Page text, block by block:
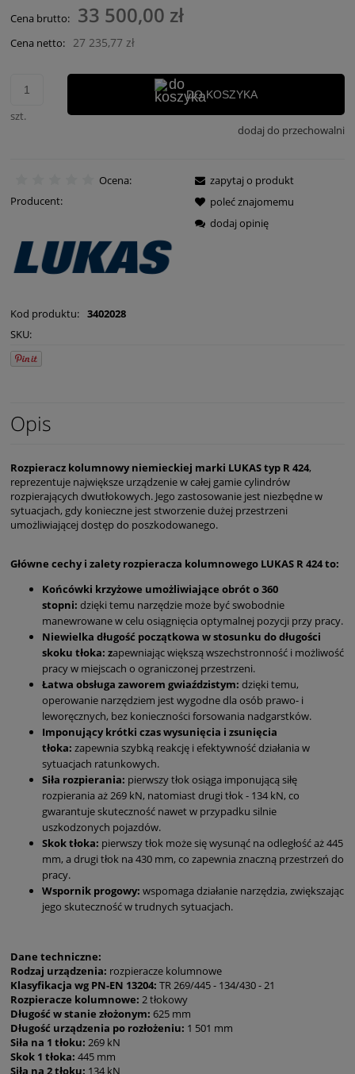
Cena brutto: 33 500,00 zł
Cena netto: 27 235,77 zł
szt.
DO KOSZYKA
dodaj do przechowalni
Ocena:
Producent:
Kod produktu: 3402028
SKU:
zapytaj o produkt
poleć znajomemu
dodaj opinię
Opis
Rozpieracz kolumnowy niemieckiej marki LUKAStyp R 424,
reprezentuje największe urządzenie w całej gamie cylindrów
rozpierających dwutłokowych. Jego zastosowanie jest niezbędne w
sytuacjach, gdy konieczne jest stworzenie dużej przestrzeni
umożliwiającej dostęp do poszkodowanego.
Główne cechy i zalety rozpieracza kolumnowego LUKAS R 424 to:
Końcówki krzyżowe umożliwiające obrót o 360
stopni: dzięki temu narzędzie może być swobodnie
manewrowane w celu osiągnięcia optymalnej pozycji przy pracy.
Niewielka długość początkowa w stosunku do długości
skoku tłoka: zapewniając większą wszechstronność i możliwość
pracy w miejscach o ograniczonej przestrzeni.
Łatwa obsługa zaworem gwiaździstym: dzięki temu,
operowanie narzędziem jest wygodne dla osób prawo- i
leworęcznych, bez konieczności forsowania nadgarstków.
Imponujący krótki czas wysunięcia i zsunięcia
tłoka: zapewnia szybką reakcję i efektywność działania w
sytuacjach ratunkowych.
Siła rozpierania: pierwszy tłok osiąga imponującą siłę
rozpierania aż 269 kN, natomiast drugi tłok - 134 kN, co
gwarantuje skuteczność nawet w przypadku silnie
uszkodzonych pojazdów.
Skok tłoka: pierwszy tłok może się wysunąć na odległość aż 445
mm, a drugi tłok na 430 mm, co zapewnia znaczną przestrzeń do
pracy.
Wspornik progowy: wspomaga działanie narzędzia, zwiększając
jego skuteczność w trudnych sytuacjach.
Dane techniczne:
Rodzaj urządzenia: rozpieracze kolumnowe
Klasyfikacja wg PN-EN 13204: TR 269/445 - 134/430 - 21
Rozpieracze kolumnowe: 2 tłokowy
Długość w stanie złożonym: 625 mm
Długość urządzenia po rozłożeniu: 1 501 mm
Siła na 1 tłoku: 269 kN
Skok 1 tłoka: 445 mm
Siła na 2 tłoku: 134 kN